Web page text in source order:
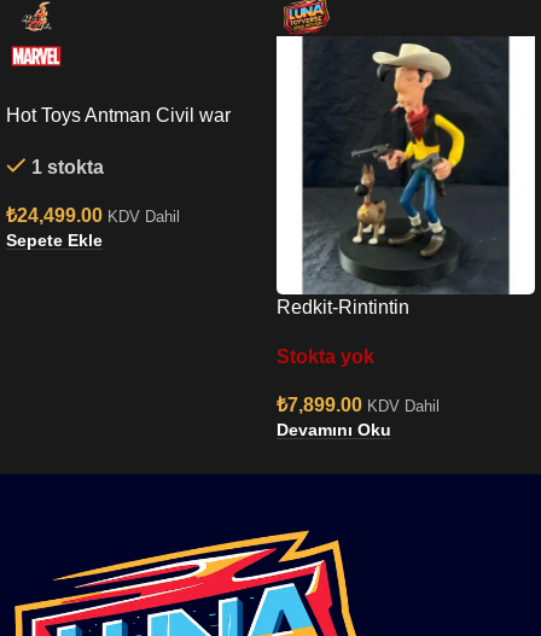
Hot Toys Antman Civil war
1 stokta
₺24,499.00 KDV Dahil
Sepete Ekle
Redkit-Rintintin
Stokta yok
₺7,899.00 KDV Dahil
Devamını Oku